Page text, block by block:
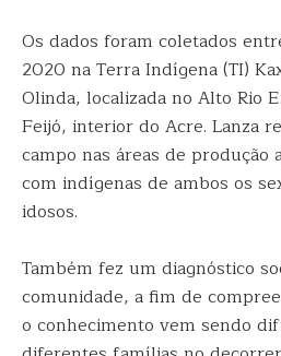
Os dados foram coletados
2020 na Terra Indígena (TI)
Olinda, localizada no Alto Rio
Feijó, interior do Acre. Lanza
campo nas áreas de produção
com indígenas de ambos os
idosos.
Também fez um diagnóstico
comunidade, a fim de
o conhecimento vem sendo